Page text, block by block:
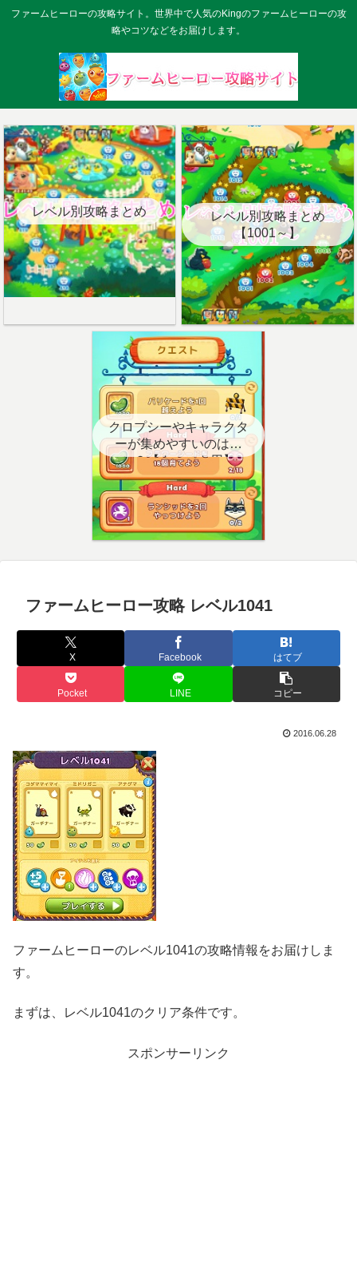
ファームヒーローの攻略サイト。世界中で人気のKingのファームヒーローの攻
略やコツなどをお届けします。
レベル別攻略まとめ
レベル別攻略まとめ
【1001～】
クロプシーやキャラクタ
ーが集めやすいのはど
こ？【クエスト用】
ファームヒーロー攻略 レベル1041
X Facebook はてブ
Pocket LINE コピー
2016.06.28
ファームヒーローのレベル1041の攻略情報をお届けしま
す。
まずは、レベル1041のクリア条件です。
スポンサーリンク